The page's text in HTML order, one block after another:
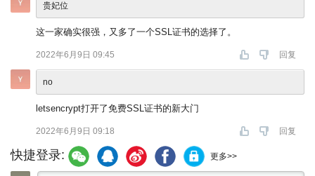
贵妃位
这一家确实很强，又多了一个SSL证书的选择了。
2022年6月9日 09:45 回复
no
letsencrypt打开了免费SSL证书的新大门
2022年6月9日 09:18 回复
快捷登录: 更多>>